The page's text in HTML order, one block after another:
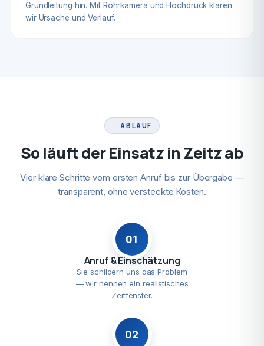
Grundleitung hin. Mit Rohrkamera und Hochdruck klären
wir Ursache und Verlauf.
ABLAUF
So läuft der Einsatz in Zeitz ab
Vier klare Schritte vom ersten Anruf bis zur Übergabe —
transparent, ohne versteckte Kosten.
01
Anruf & Einschätzung
Sie schildern uns das Problem
— wir nennen ein realistisches
Zeitfenster.
02